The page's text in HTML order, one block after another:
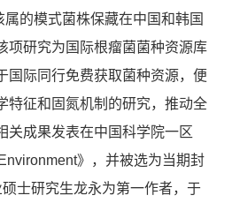
属的模式菌株保藏在中国和韩国
项研究为国际根瘤菌菌种资源库
国际同行免费获取菌种资源，便
特征和固氮机制的研究，推动全
关成果发表在中国科学院一区
》，并被选为当期封
士研究生龙永为第一作者，于